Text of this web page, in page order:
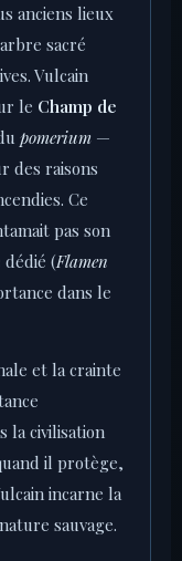
anciens lieux
sacré
Vulcain
le Champ de
pomerium —
des raisons
Ce
pas son
dédié (Flamen
dans le
et la crainte
la civilisation
il protège,
incarne la
sauvage.